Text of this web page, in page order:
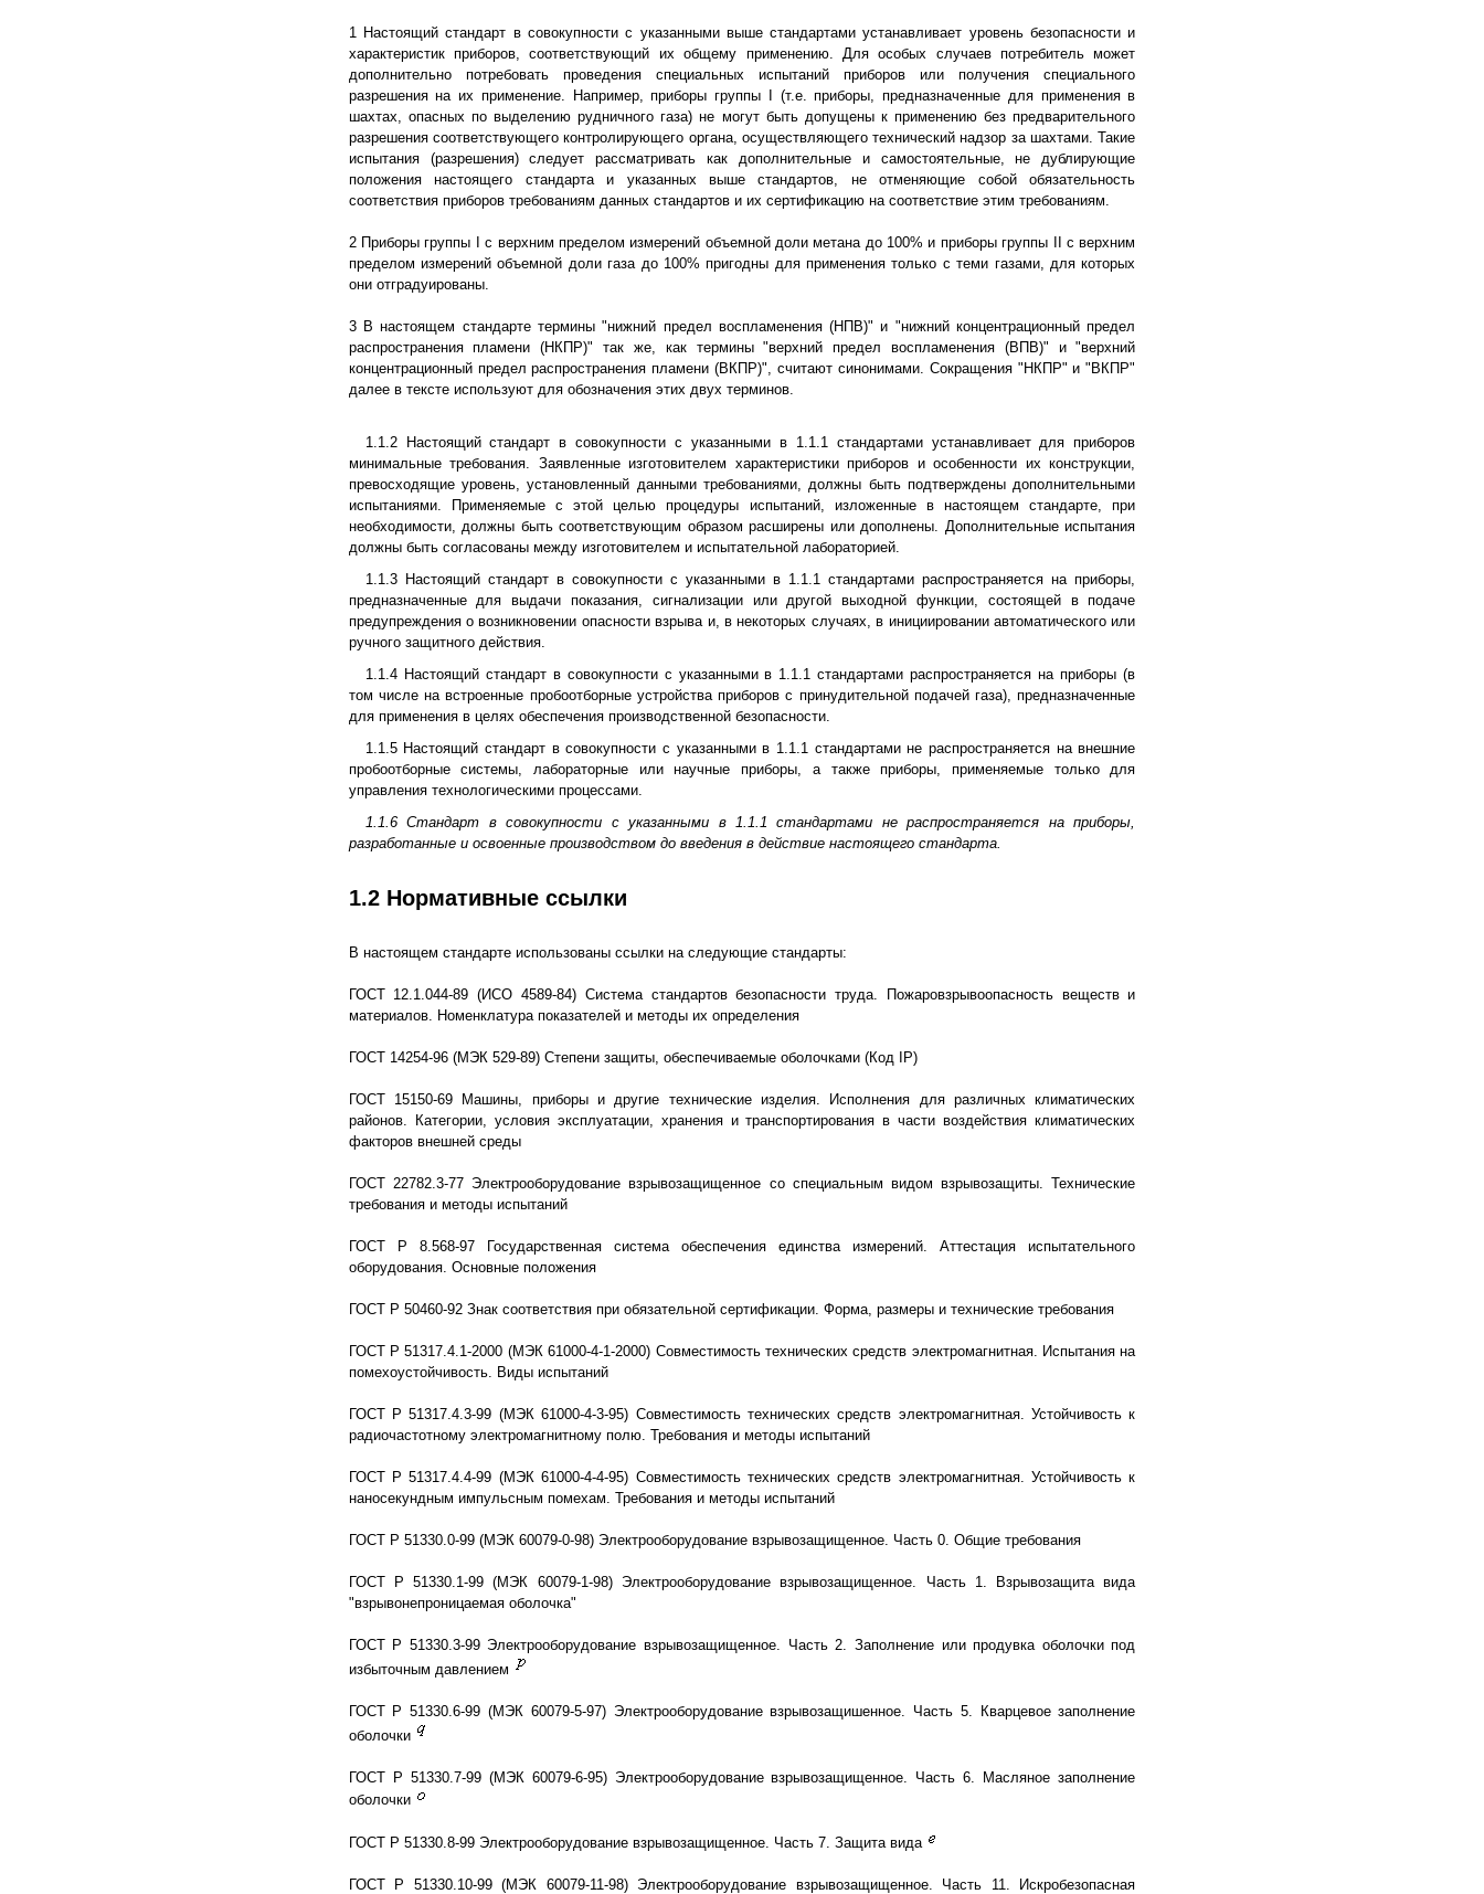
1 Настоящий стандарт в совокупности с указанными выше стандартами устанавливает уровень безопасности и
характеристик приборов, соответствующий их общему применению. Для особых случаев потребитель может
дополнительно потребовать проведения специальных испытаний приборов или получения специального
разрешения на их применение. Например, приборы группы I (т.е. приборы, предназначенные для применения в
шахтах, опасных по выделению рудничного газа) не могут быть допущены к применению без предварительного
разрешения соответствующего контролирующего органа, осуществляющего технический надзор за шахтами. Такие
испытания (разрешения) следует рассматривать как дополнительные и самостоятельные, не дублирующие
положения настоящего стандарта и указанных выше стандартов, не отменяющие собой обязательность
соответствия приборов требованиям данных стандартов и их сертификацию на соответствие этим требованиям.
2 Приборы группы I с верхним пределом измерений объемной доли метана до 100% и приборы группы II с верхним
пределом измерений объемной доли газа до 100% пригодны для применения только с теми газами, для которых
они отградуированы.
3 В настоящем стандарте термины "нижний предел воспламенения (НПВ)" и "нижний концентрационный предел
распространения пламени (НКПР)" так же, как термины "верхний предел воспламенения (ВПВ)" и "верхний
концентрационный предел распространения пламени (ВКПР)", считают синонимами. Сокращения "НКПР" и "ВКПР"
далее в тексте используют для обозначения этих двух терминов.
1.1.2 Настоящий стандарт в совокупности с указанными в 1.1.1 стандартами устанавливает для приборов
минимальные требования. Заявленные изготовителем характеристики приборов и особенности их конструкции,
превосходящие уровень, установленный данными требованиями, должны быть подтверждены дополнительными
испытаниями. Применяемые с этой целью процедуры испытаний, изложенные в настоящем стандарте, при
необходимости, должны быть соответствующим образом расширены или дополнены. Дополнительные испытания
должны быть согласованы между изготовителем и испытательной лабораторией.
1.1.3 Настоящий стандарт в совокупности с указанными в 1.1.1 стандартами распространяется на приборы,
предназначенные для выдачи показания, сигнализации или другой выходной функции, состоящей в подаче
предупреждения о возникновении опасности взрыва и, в некоторых случаях, в инициировании автоматического или
ручного защитного действия.
1.1.4 Настоящий стандарт в совокупности с указанными в 1.1.1 стандартами распространяется на приборы (в
том числе на встроенные пробоотборные устройства приборов с принудительной подачей газа), предназначенные
для применения в целях обеспечения производственной безопасности.
1.1.5 Настоящий стандарт в совокупности с указанными в 1.1.1 стандартами не распространяется на внешние
пробоотборные системы, лабораторные или научные приборы, а также приборы, применяемые только для
управления технологическими процессами.
1.1.6 Стандарт в совокупности с указанными в 1.1.1 стандартами не распространяется на приборы,
разработанные и освоенные производством до введения в действие настоящего стандарта.
1.2 Нормативные ссылки
В настоящем стандарте использованы ссылки на следующие стандарты:
ГОСТ 12.1.044-89 (ИСО 4589-84) Система стандартов безопасности труда. Пожаровзрывоопасность веществ и
материалов. Номенклатура показателей и методы их определения
ГОСТ 14254-96 (МЭК 529-89) Степени защиты, обеспечиваемые оболочками (Код IP)
ГОСТ 15150-69 Машины, приборы и другие технические изделия. Исполнения для различных климатических
районов. Категории, условия эксплуатации, хранения и транспортирования в части воздействия климатических
факторов внешней среды
ГОСТ 22782.3-77 Электрооборудование взрывозащищенное со специальным видом взрывозащиты. Технические
требования и методы испытаний
ГОСТ Р 8.568-97 Государственная система обеспечения единства измерений. Аттестация испытательного
оборудования. Основные положения
ГОСТ Р 50460-92 Знак соответствия при обязательной сертификации. Форма, размеры и технические требования
ГОСТ Р 51317.4.1-2000 (МЭК 61000-4-1-2000) Совместимость технических средств электромагнитная. Испытания на
помехоустойчивость. Виды испытаний
ГОСТ Р 51317.4.3-99 (МЭК 61000-4-3-95) Совместимость технических средств электромагнитная. Устойчивость к
радиочастотному электромагнитному полю. Требования и методы испытаний
ГОСТ Р 51317.4.4-99 (МЭК 61000-4-4-95) Совместимость технических средств электромагнитная. Устойчивость к
наносекундным импульсным помехам. Требования и методы испытаний
ГОСТ Р 51330.0-99 (МЭК 60079-0-98) Электрооборудование взрывозащищенное. Часть 0. Общие требования
ГОСТ Р 51330.1-99 (МЭК 60079-1-98) Электрооборудование взрывозащищенное. Часть 1. Взрывозащита вида
"взрывонепроницаемая оболочка"
ГОСТ Р 51330.3-99 Электрооборудование взрывозащищенное. Часть 2. Заполнение или продувка оболочки под
избыточным давлением
ГОСТ Р 51330.6-99 (МЭК 60079-5-97) Электрооборудование взрывозащишенное. Часть 5. Кварцевое заполнение
оболочки
ГОСТ Р 51330.7-99 (МЭК 60079-6-95) Электрооборудование взрывозащищенное. Часть 6. Масляное заполнение
оболочки
ГОСТ Р 51330.8-99 Электрооборудование взрывозащищенное. Часть 7. Защита вида
ГОСТ Р 51330.10-99 (МЭК 60079-11-98) Электрооборудование взрывозащищенное. Часть 11. Искробезопасная